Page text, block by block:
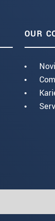
OUR